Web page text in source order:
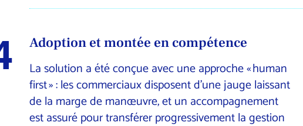
Adoption et montée en compétence
La solution a été conçue avec une approche « human
first » : les commerciaux disposent d’une jauge laissant
de la marge de manœuvre, et un accompagnement
est assuré pour transférer progressivement la gestion